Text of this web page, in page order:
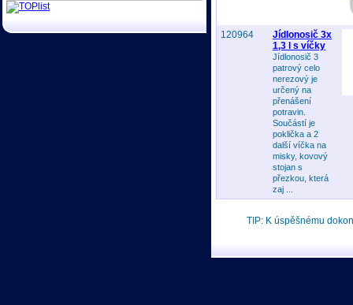
120964
Jídlonosič 3x
1,3 l s víčky
Jídlonosič 3
patrový celo
nerezový je
určený na
přenášení
potravin.
Součástí je
poklička a 2
další víčka na
misky, kovový
stojan s
přezkou, která
zaj ...
TIP: K úspěšnému